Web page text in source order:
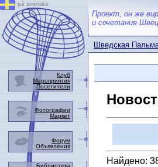
Проект, он же
и сочетания
Шведская
Найдено:
på svenska
Клуб
Мероприятия
Посетители
Фотографии
Маркет
Форум
Объявления
Библиотека